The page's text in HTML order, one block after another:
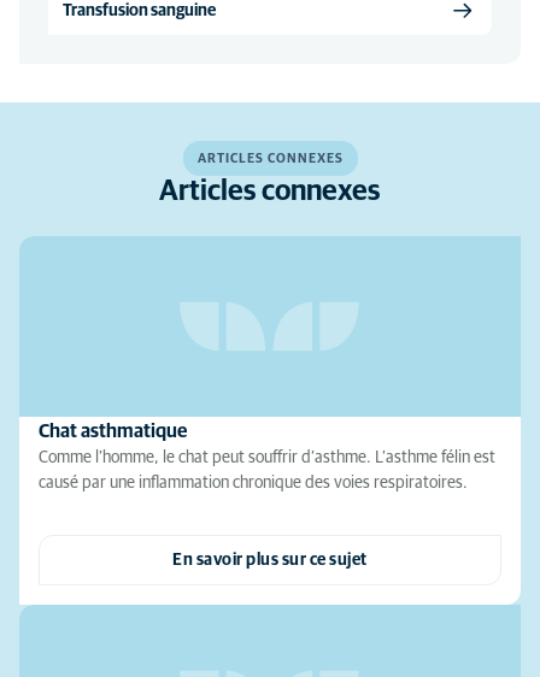
Transfusion sanguine
ARTICLES CONNEXES
Articles connexes
Chat asthmatique
Comme l’homme, le chat peut souffrir d’asthme. L’asthme félin est
causé par une inflammation chronique des voies respiratoires.
En savoir plus sur ce sujet